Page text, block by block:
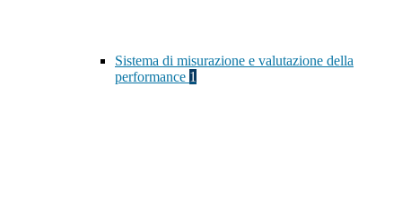
Sistema di misurazione e valutazione della
performance 1